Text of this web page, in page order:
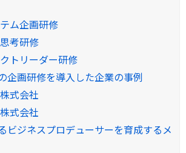
ム企画研修
考研修
トリーダー研修
企画研修を導入した企業の事例
式会社
式会社
ビジネスプロデューサーを育成するメ